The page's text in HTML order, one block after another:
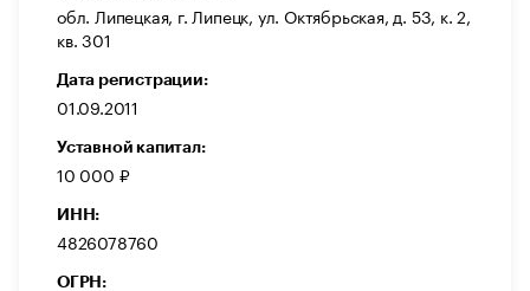
обл. Липецкая, г. Липецк, ул. Октябрьская, д. 53, к. 2,
кв. 301
Дата регистрации:
01.09.2011
Уставной капитал:
10 000 ₽
ИНН:
4826078760
ОГРН: